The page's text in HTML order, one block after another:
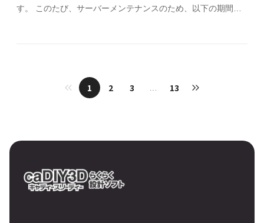
す。 このたび、サーバーメンテナンスのため、以下の期間に
1 2 3 … 13